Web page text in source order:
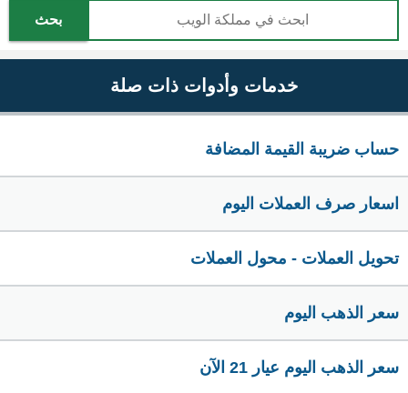
بحث
خدمات وأدوات ذات صلة
حساب ضريبة القيمة المضافة
اسعار صرف العملات اليوم
تحويل العملات - محول العملات
سعر الذهب اليوم
سعر الذهب اليوم عيار 21 الآن